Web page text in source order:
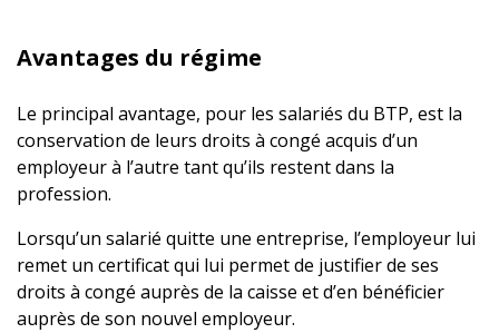
Avantages du régime
Le principal avantage, pour les salariés du BTP, est la
conservation de leurs droits à congé acquis d’un
employeur à l’autre tant qu’ils restent dans la
profession.
Lorsqu’un salarié quitte une entreprise, l’employeur lui
remet un certificat qui lui permet de justifier de ses
droits à congé auprès de la caisse et d’en bénéficier
auprès de son nouvel employeur.